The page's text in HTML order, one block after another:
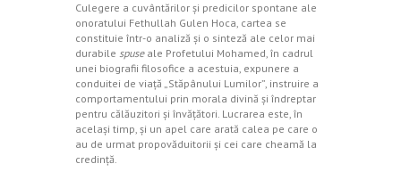
Culegere a cuvântărilor și predicilor spontane ale
onoratului Fethullah Gulen Hoca, cartea se
constituie într-o analiză și o sinteză ale celor mai
durabile spuseale Profetului Mohamed, în cadrul
unei biografii filosofice a acestuia, expunere a
conduitei de viață „Stăpânului Lumilor”, instruire a
comportamentului prin morala divină și îndreptar
pentru călăuzitori și învățători. Lucrarea este, în
același timp, și un apel care arată calea pe care o
au de urmat propovăduitorii și cei care cheamă la
credință.